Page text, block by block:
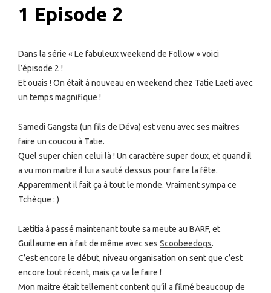
1 Episode 2
Dans la série « Le fabuleux weekend de Follow » voici
l’épisode 2 !
Et ouais ! On était à nouveau en weekend chez Tatie Laeti avec
un temps magnifique !
Samedi Gangsta (un fils de Déva) est venu avec ses maitres
faire un coucou à Tatie.
Quel super chien celui là ! Un caractère super doux, et quand il
a vu mon maitre il lui a sauté dessus pour faire la fête.
Apparemment il fait ça à tout le monde. Vraiment sympa ce
Tchèque : )
Lætitia à passé maintenant toute sa meute au BARF, et
Guillaume en à fait de même avec ses Scoobeedogs.
C’est encore le début, niveau organisation on sent que c’est
encore tout récent, mais ça va le faire !
Mon maitre était tellement content qu’il a filmé beaucoup de